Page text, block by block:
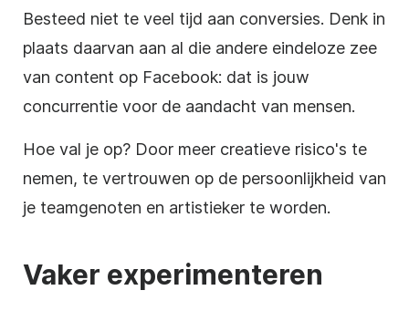
Besteed niet te veel tijd aan conversies. Denk in
plaats daarvan aan al die andere eindeloze zee
van content op Facebook: dat is jouw
concurrentie voor de aandacht van mensen.
Hoe val je op? Door meer creatieve risico's te
nemen, te vertrouwen op de persoonlijkheid van
je teamgenoten en artistieker te worden.
Vaker experimenteren